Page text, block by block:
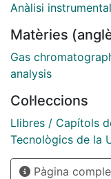
Anàlisi instrumental
Matèries
Gas
analysis
Col·leccions
Llibres / Capítols
Tecnològics de la
Pàgina